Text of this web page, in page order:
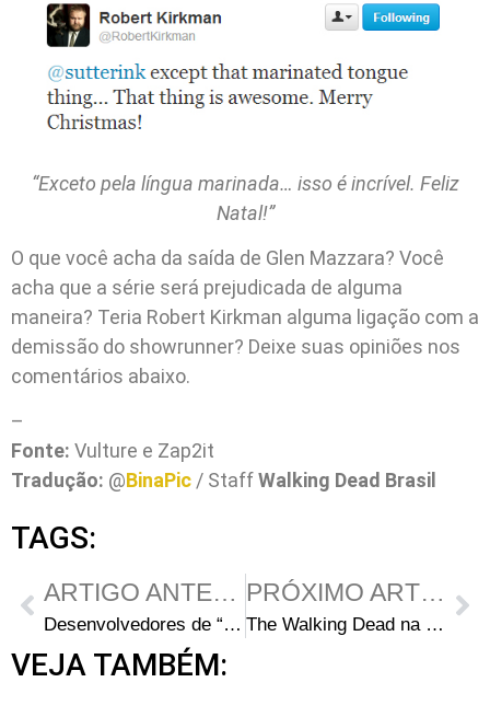
“Exceto pela língua marinada… isso é incrível. Feliz
Natal!”
O que você acha da saída de Glen Mazzara? Você
acha que a série será prejudicada de alguma
maneira? Teria Robert Kirkman alguma ligação com a
demissão do showrunner? Deixe suas opiniões nos
comentários abaixo.
–
Fonte: Vulture e Zap2it
Tradução: @BinaPic / StaffWalking Dead Brasil
TAGS:
ARTIGO ANTERIOR
Desenvolvedores de “The War Z” roubaram imagens de The Walking Dead
PRÓXIMO ARTIGO
The Walking Dead na lista das 10 séries mais pirateadas de 2012
VEJA TAMBÉM: